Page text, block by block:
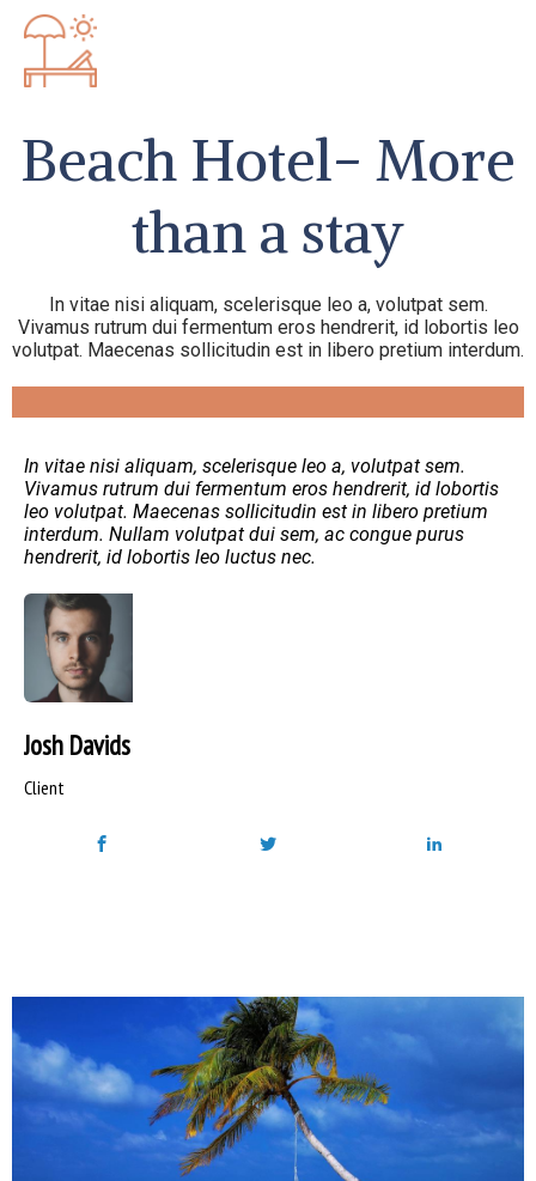
Beach Hotel- More
than a stay
In vitae nisi aliquam, scelerisque leo a, volutpat sem.
Vivamus rutrum dui fermentum eros hendrerit, id lobortis leo
volutpat. Maecenas sollicitudin est in libero pretium interdum.
In vitae nisi aliquam, scelerisque leo a, volutpat sem.
Vivamus rutrum dui fermentum eros hendrerit, id lobortis
leo volutpat. Maecenas sollicitudin est in libero pretium
interdum. Nullam volutpat dui sem, ac congue purus
hendrerit, id lobortis leo luctus nec.
Josh Davids
Client